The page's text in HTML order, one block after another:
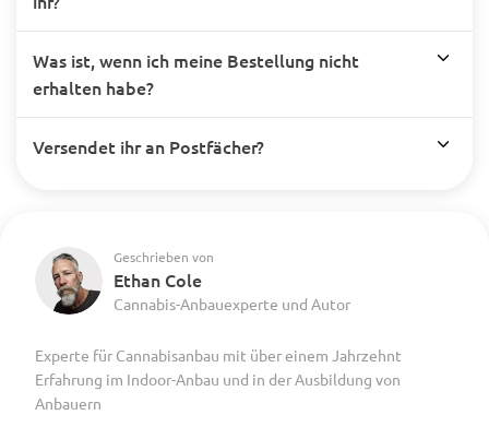
Was ist, wenn ich meine Bestellung nicht
erhalten habe?
Versendet ihr an Postfächer?
Geschrieben von
Ethan Cole
Cannabis-Anbauexperte und Autor
Experte für Cannabisanbau mit über einem Jahrzehnt
Erfahrung im Indoor-Anbau und in der Ausbildung von
Anbauern